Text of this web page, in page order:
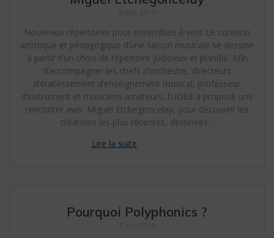
Nouveaux répertoires pour ensembles à vent Le contenu
artistique et pédagogique d’une saison musicale se dessine
à partir d’un choix de répertoire judicieux et planifié. Afin
d’accompagner les chefs d’orchestre, directeurs
d’établissement d’enseignement musical, professeur
d’instrument et musiciens amateurs, l’UD68 a proposé une
rencontre avec Miguel Etchegoncelay, pour découvrir les
créations les plus récentes, destinées…
Pourquoi Polyphonics ?